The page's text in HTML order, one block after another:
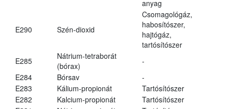
anyag
E290 Szén-dioxid
Csomagológáz,
habosítószer,
hajtógáz,
tartósítószer
E285
Nátrium-tetraborát
(bórax)
-
E284
Bórsav
-
E283
Kálium-propionát
Tartósítószer
E282
Kalcium-propionát
Tartósítószer